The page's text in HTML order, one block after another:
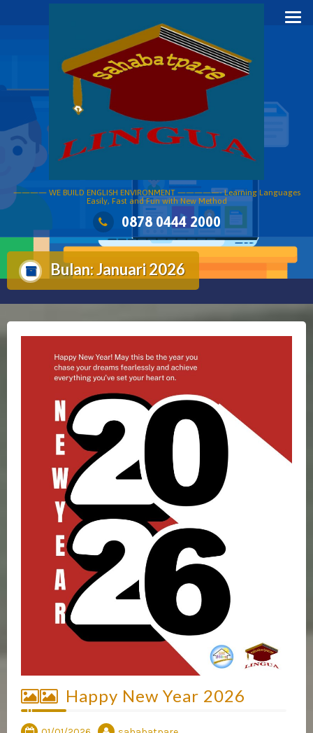
———— WE BUILD ENGLISH ENVIRONMENT —————- Learning Languages
Easily, Fast and Fun with New Method
0878 0444 2000
Bulan:Januari 2026
Happy New Year 2026